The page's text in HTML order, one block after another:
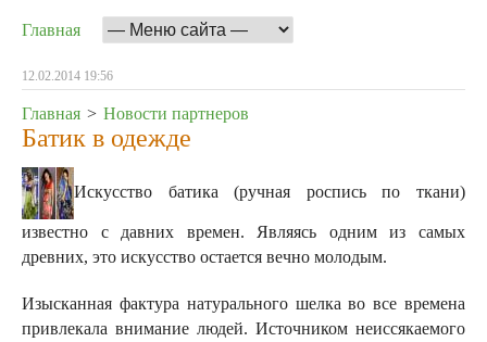
Главная
12.02.2014 19:56
Главная > Новости партнеров
Батик в одежде
Искусство батика (ручная роспись по ткани)
известно с давних времен. Являясь одним из самых
древних, это искусство остается вечно молодым.
Изысканная фактура натурального шелка во все времена
привлекала внимание людей. Источником неиссякаемого